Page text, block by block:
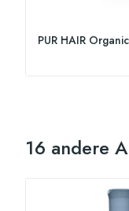
16 andere